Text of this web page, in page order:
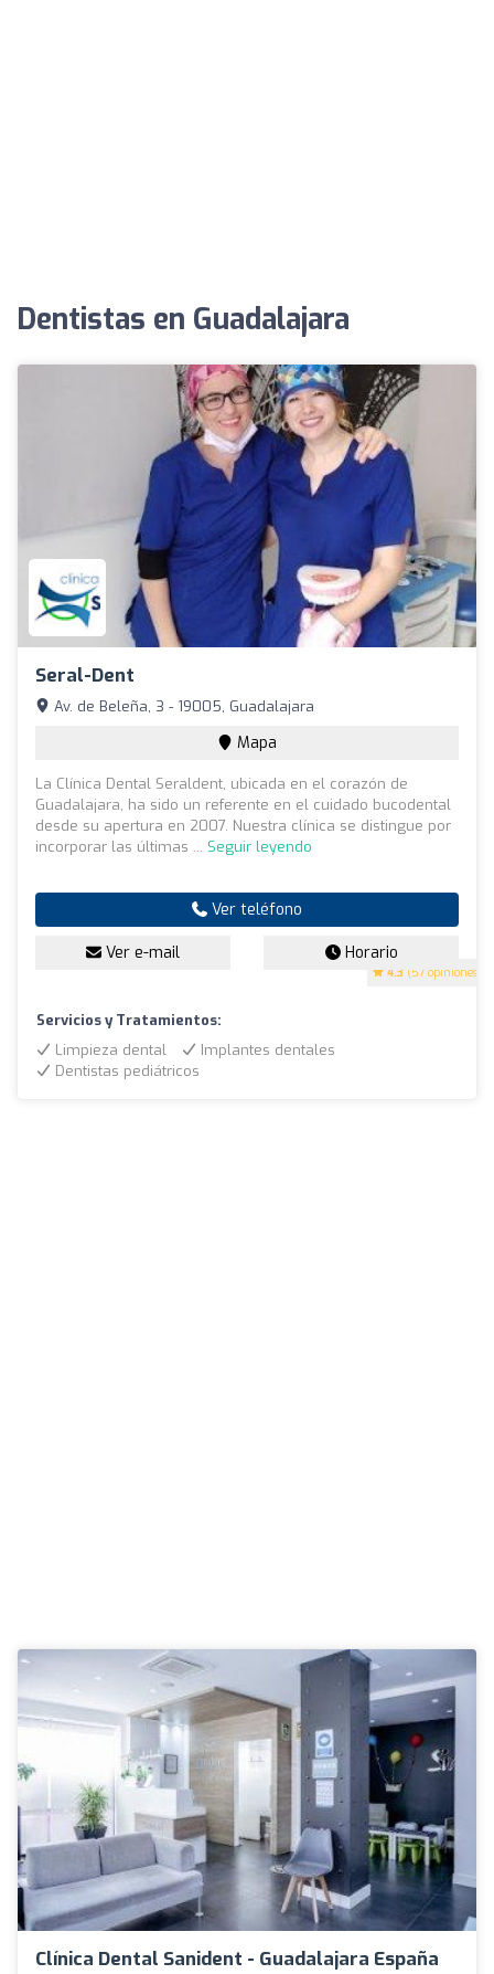
Dentistas en Guadalajara
Seral-Dent
4.3 (57 opiniones)
Av. de Beleña, 3 - 19005, Guadalajara
Mapa
La Clínica Dental Seraldent, ubicada en el corazón de
Guadalajara, ha sido un referente en el cuidado bucodental
desde su apertura en 2007. Nuestra clínica se distingue por
incorporar las últimas ... Seguir leyendo
Ver teléfono
Ver e-mail Horario
Servicios y Tratamientos:
Limpieza dental
Implantes dentales
Dentistas pediátricos
Clínica Dental Sanident - Guadalajara España